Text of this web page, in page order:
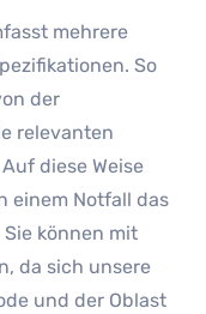
mehrere
So
der
relevanten
diese Weise
einem Notfall das
können mit
da sich unsere
und der Oblast